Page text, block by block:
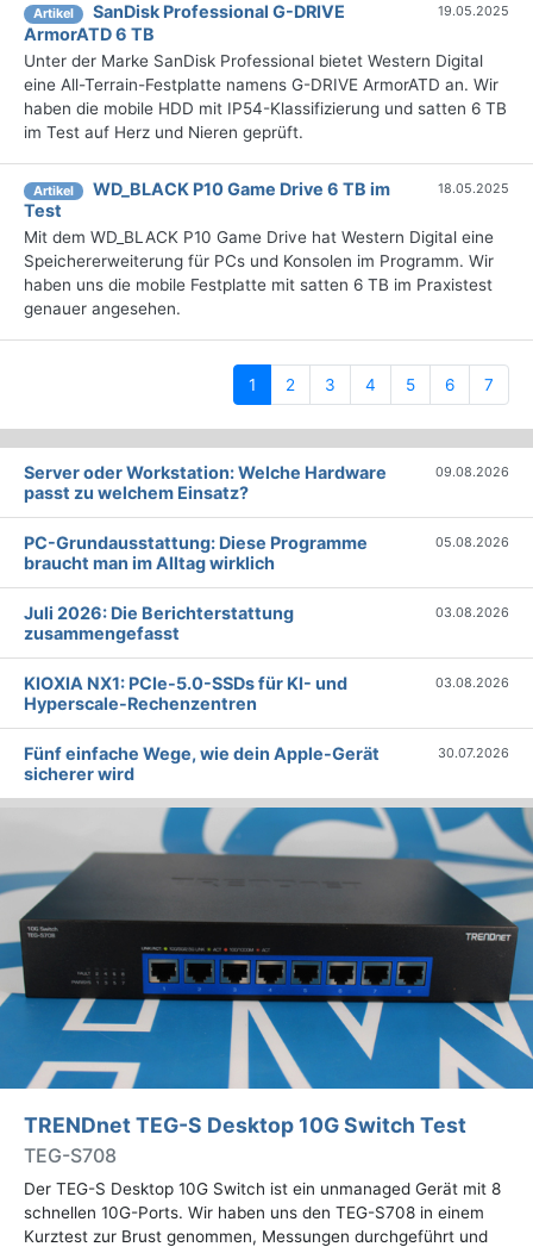
Artikel
SanDisk Professional G-DRIVE
ArmorATD 6 TB
19.05.2025
Unter der Marke SanDisk Professional bietet Western Digital
eine All-Terrain-Festplatte namens G-DRIVE ArmorATD an. Wir
haben die mobile HDD mit IP54-Klassifizierung und satten 6 TB
im Test auf Herz und Nieren geprüft.
Artikel
WD_BLACK P10 Game Drive 6 TB im
Test
18.05.2025
Mit dem WD_BLACK P10 Game Drive hat Western Digital eine
Speichererweiterung für PCs und Konsolen im Programm. Wir
haben uns die mobile Festplatte mit satten 6 TB im Praxistest
genauer angesehen.
1 (current)
2 3 4 5 6 7
Server oder Workstation: Welche Hardware
passt zu welchem Einsatz?
09.08.2026
PC-Grundausstattung: Diese Programme
braucht man im Alltag wirklich
05.08.2026
Juli 2026: Die Bericht­erstattung
zusammengefasst
03.08.2026
KIOXIA NX1: PCIe-5.0-SSDs für KI- und
Hyperscale-Rechenzentren
03.08.2026
Fünf einfache Wege, wie dein Apple-Gerät
sicherer wird
30.07.2026
TRENDnet TEG-S Desktop 10G Switch Test
TEG-S708
Der TEG-S Desktop 10G Switch ist ein unmanaged Gerät mit 8
schnellen 10G-Ports. Wir haben uns den TEG-S708 in einem
Kurztest zur Brust genommen, Messungen durchgeführt und